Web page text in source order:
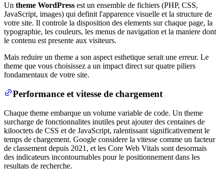
Un theme WordPress est un ensemble de fichiers (PHP, CSS,
JavaScript, images) qui definit l'apparence visuelle et la structure de
votre site. Il controle la disposition des elements sur chaque page, la
typographie, les couleurs, les menus de navigation et la maniere dont
le contenu est presente aux visiteurs.
Mais reduire un theme a son aspect esthetique serait une erreur. Le
theme que vous choisissez a un impact direct sur quatre piliers
fondamentaux de votre site.
Performance et vitesse de chargement
Chaque theme embarque un volume variable de code. Un theme
surcharge de fonctionnalites inutiles peut ajouter des centaines de
kilooctets de CSS et de JavaScript, ralentissant significativement le
temps de chargement. Google considere la vitesse comme un facteur
de classement depuis 2021, et les Core Web Vitals sont desormais
des indicateurs incontournables pour le positionnement dans les
resultats de recherche.